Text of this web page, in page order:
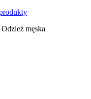
Odzież męska